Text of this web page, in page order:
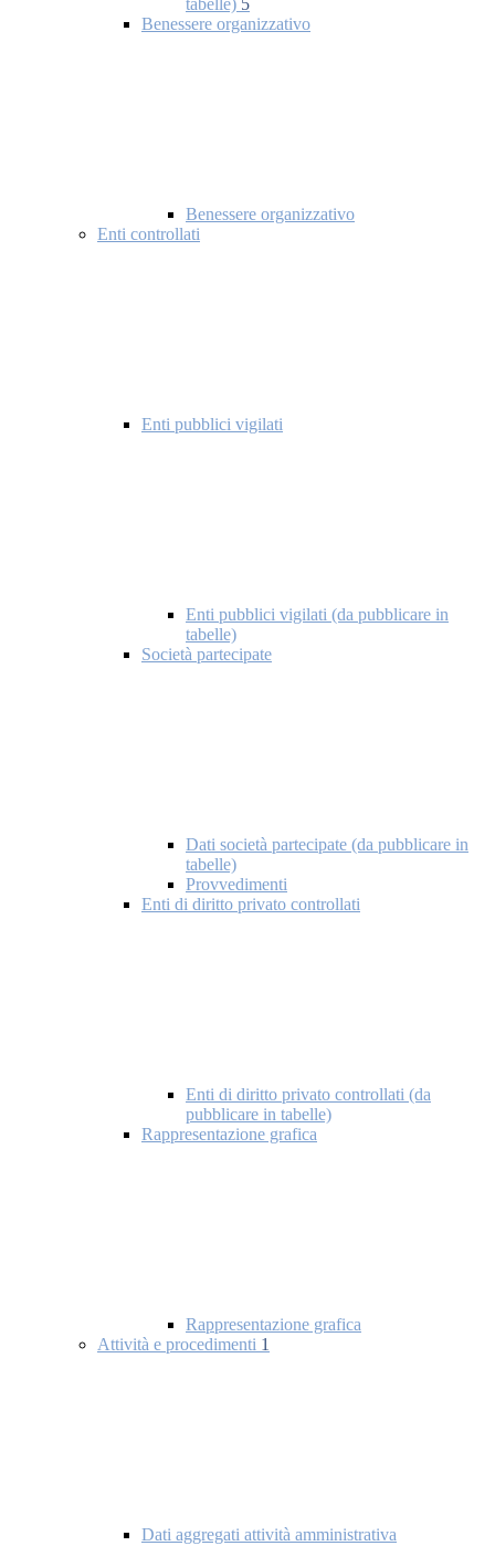
tabelle) 5
Benessere organizzativo
Benessere organizzativo
Enti controllati
Enti pubblici vigilati
Enti pubblici vigilati (da pubblicare in
tabelle)
Società partecipate
Dati società partecipate (da pubblicare in
tabelle)
Provvedimenti
Enti di diritto privato controllati
Enti di diritto privato controllati (da
pubblicare in tabelle)
Rappresentazione grafica
Rappresentazione grafica
Attività e procedimenti 1
Dati aggregati attività amministrativa